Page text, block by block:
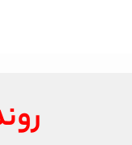
روند